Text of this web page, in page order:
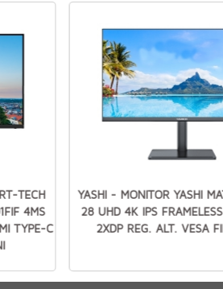
YASHI - MONITOR YASHI
28 UHD 4K IPS
2XDP REG. ALT. VESA
TECH
4MS
TYPE-C